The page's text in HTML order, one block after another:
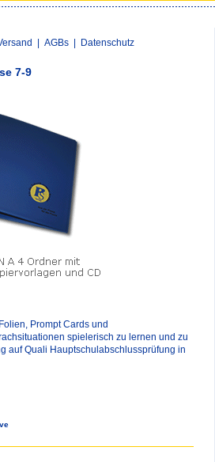
AGBs Datenschutz
7-9
Prompt Cards und
spielerisch zu lernen und zu
auf Quali Hauptschulabschlussprüfung in